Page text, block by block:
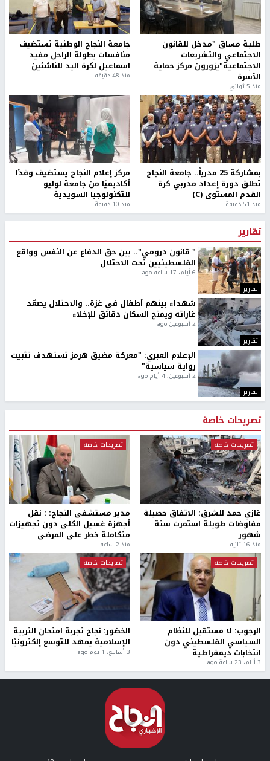
طلبة مساق "مدخل للقانون
الاجتماعي والتشريعات
الاجتماعية"يزورون مركز حماية
الأسرة
منذ 5 ثواني
جامعة النجاح الوطنية تستضيف
منافسات بطولة الراحل مفيد
اسماعيل لكرة اليد للناشئين
منذ 48 دقيقة
بمشاركة 25 مدرباً.. جامعة النجاح
تطلق دورة إعداد مدربي كرة
القدم المستوى (C)
منذ 51 دقيقة
مركز إعلام النجاح يستضيف وفدًا
أكاديميًا من جامعة لوليو
للتكنولوجيا السويدية
منذ 10 دقيقة
تقارير
تقارير
" قانون درومي".. بين حق الدفاع عن النفس وواقع
الفلسطينيين تحت الاحتلال
6 أيام، 17 ساعة ago
تقارير
شهداء بينهم أطفال في غزة.. والاحتلال يصعّد
غاراته ويمنح السكان دقائق للإخلاء
2 أسبوعين ago
تقارير
الإعلام العبري: "معركة مضيق هرمز تستهدف تثبيت
رواية سياسية"
2 أسبوعين، 4 أيام ago
تصريحات خاصة
تصريحات خاصة
غازي حمد للشرق: الاتفاق حصيلة
مفاوضات طويلة استمرت ستة
شهور
منذ 16 ثانية
تصريحات خاصة
مدير مستشفى النجاح: : نقل
أجهزة غسيل الكلى دون تجهيزات
متكاملة خطر على المرضى
منذ 2 ساعة
تصريحات خاصة
الرجوب: لا مستقبل للنظام
السياسي الفلسطيني دون
انتخابات ديمقراطية
3 أيام، 23 ساعة ago
تصريحات خاصة
الخضور: نجاح تجربة امتحان التربية
الإسلامية يمهد للتوسع إلكترونيًا
3 أسابيع، 1 يوم ago